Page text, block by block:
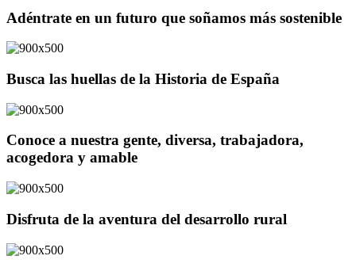
Adéntrate en un futuro que soñamos más sostenible
Busca las huellas de la Historia de España
Conoce a nuestra gente, diversa, trabajadora,
acogedora y amable
Disfruta de la aventura del desarrollo rural